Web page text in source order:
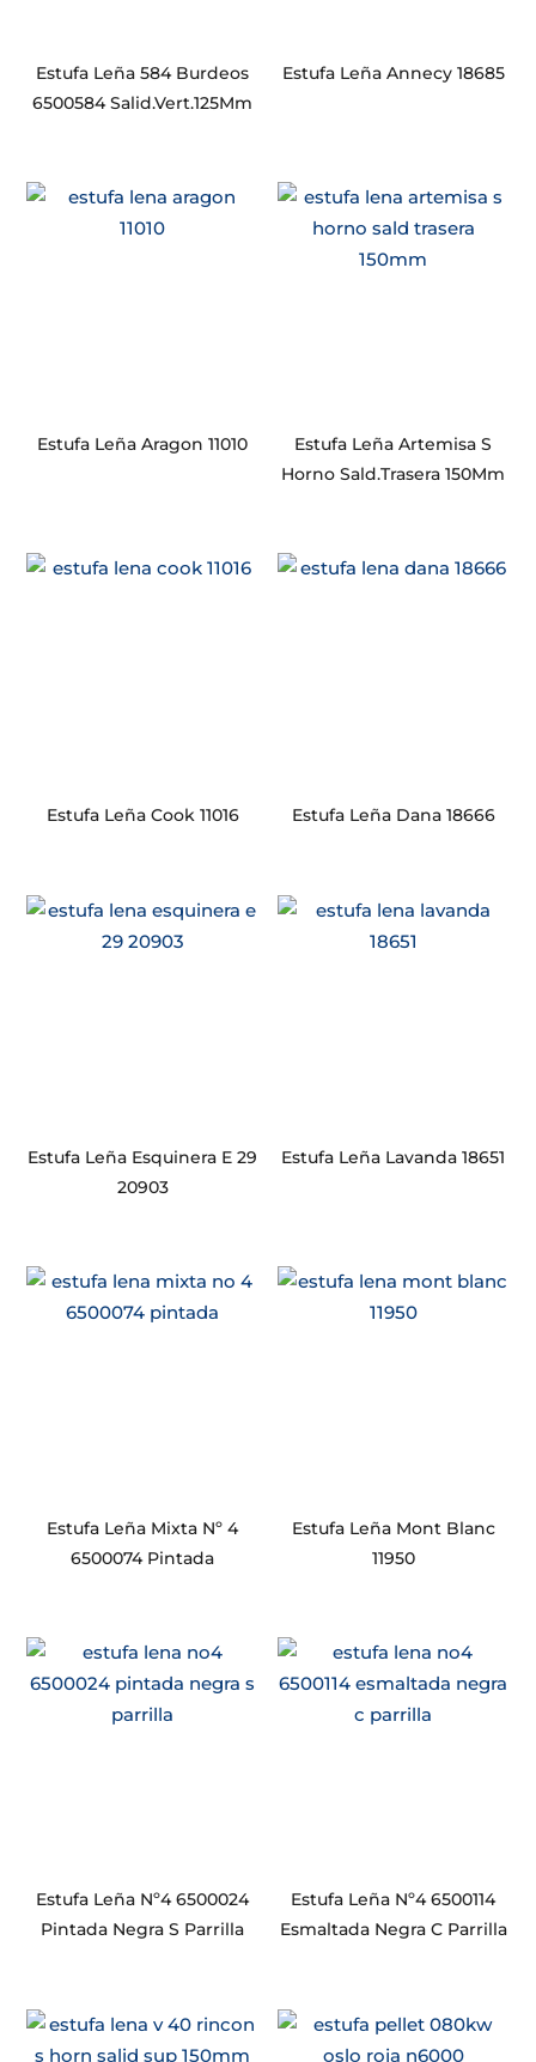
Estufa Leña 584 Burdeos
6500584 Salid.Vert.125Mm
Estufa Leña Annecy 18685
Estufa Leña Aragon 11010
Estufa Leña Artemisa S
Horno Sald.Trasera 150Mm
Estufa Leña Cook 11016 Estufa Leña Dana 18666
Estufa Leña Esquinera E 29
20903
Estufa Leña Lavanda 18651
Estufa Leña Mixta Nº 4
6500074 Pintada
Estufa Leña Mont Blanc
11950
Estufa Leña Nº4 6500024
Pintada Negra S Parrilla
Estufa Leña Nº4 6500114
Esmaltada Negra C Parrilla